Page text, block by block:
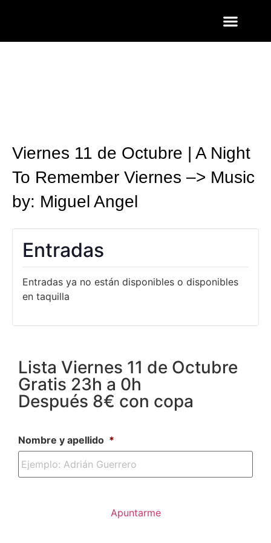
Viernes 11 de Octubre | A Night
To Remember Viernes –> Music
by: Miguel Angel
Entradas
Entradas ya no están disponibles o disponibles
en taquilla
Lista Viernes 11 de Octubre
Gratis 23h a 0h
Después 8€ con copa
Nombre y apellido *